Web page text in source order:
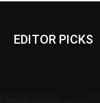
EDITOR PICKS